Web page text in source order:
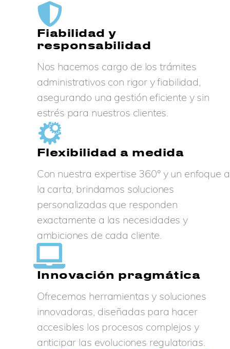
Fiabilidad y
responsabilidad
Nos hacemos cargo de los trámites
administrativos con rigor y fiabilidad,
asegurando una gestión eficiente y sin
estrés para nuestros clientes.
Flexibilidad a medida
Con nuestra expertise 360° y un enfoque a
la carta, brindamos soluciones
personalizadas que responden
exactamente a las necesidades y
ambiciones de cada cliente.
Innovación pragmática
Ofrecemos herramientas y soluciones
innovadoras, diseñadas para hacer
accesibles los procesos complejos y
anticipar las evoluciones regulatorias.